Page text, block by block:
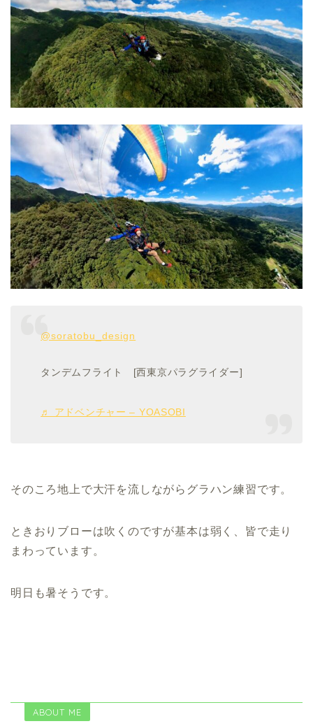
@soratobu_design
タンデムフライト [西東京パラグライダー]
♬ アドベンチャー – YOASOBI
そのころ地上で大汗を流しながらグラハン練習です。
ときおりブローは吹くのですが基本は弱く、皆で走り
まわっています。
明日も暑そうです。
ABOUT ME